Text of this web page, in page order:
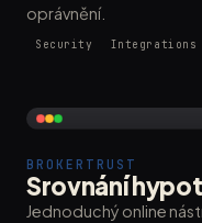
oprávnění.
Security Integrations
BROKERTRUST
Srovnání
Jednoduchý online